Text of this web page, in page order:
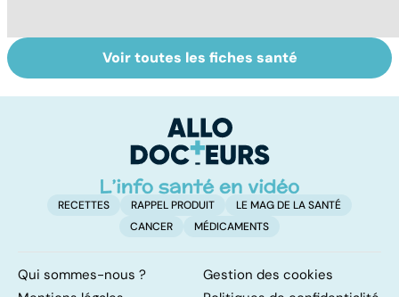
Tout savoir sur le
vitiligo
Prurit,
démangeaisons :
peau qui gratte !
Voir toutes les fiches santé
RECETTES RAPPEL PRODUIT
LE MAG DE LA SANTÉ
CANCER
MÉDICAMENTS
Qui sommes-nous ?
Gestion des cookies